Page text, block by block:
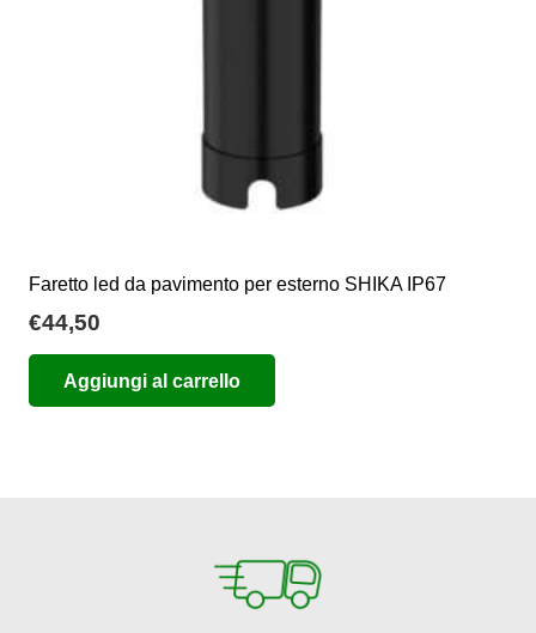
Faretto led da pavimento per esterno SHIKA IP67
€44,50
Aggiungi al carrello